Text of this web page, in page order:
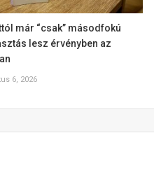
már “csak” másodfokú
lesz érvényben az
6, 2026